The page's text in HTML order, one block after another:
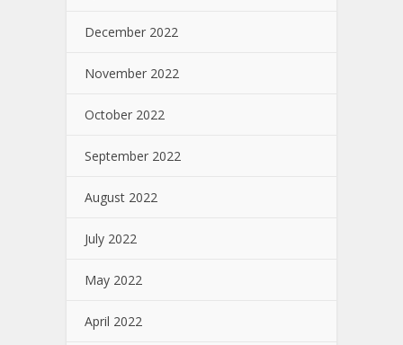
December 2022
November 2022
October 2022
September 2022
August 2022
July 2022
May 2022
April 2022